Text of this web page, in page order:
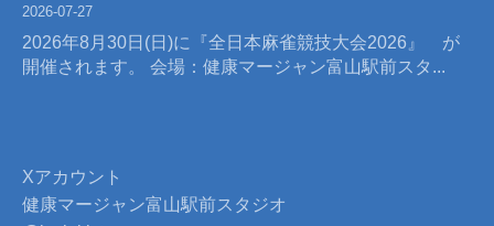
2026-07-27
2026年8月30日(日)に『全日本麻雀競技大会2026』 が
開催されます。 会場：健康マージャン富山駅前スタ...
Xアカウント
健康マージャン富山駅前スタジオ